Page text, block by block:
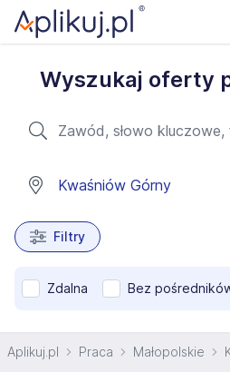
Wyszukaj oferty
Filtry
Zdalna Bez
Aplikuj.pl Praca Małopolskie